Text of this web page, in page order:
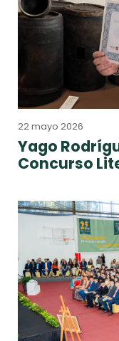
22 mayo 2026
Yago
Concurso